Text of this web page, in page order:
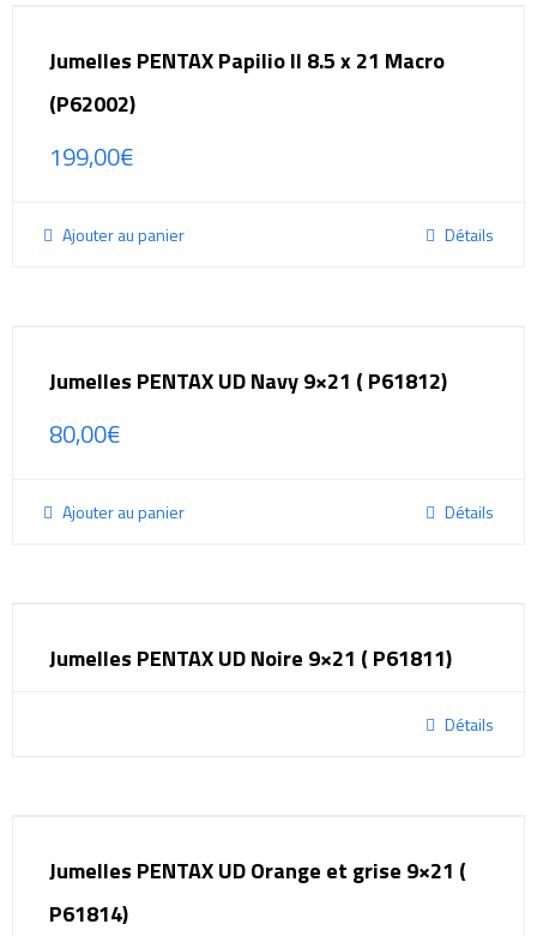
Jumelles PENTAX Papilio II 8.5 x 21 Macro
(P62002)
199,00€
Ajouter au panier Détails
Jumelles PENTAX UD Navy 9×21 ( P61812)
80,00€
Ajouter au panier Détails
Jumelles PENTAX UD Noire 9×21 ( P61811)
Détails
Jumelles PENTAX UD Orange et grise 9×21 (
P61814)